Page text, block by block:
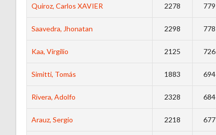
Quiroz, Carlos XAVIER 2278 779
Saavedra, Jhonatan 2298 778
Kaa, Virgilio 2125 726
Simitti, Tomás 1883 694
Rivera, Adolfo 2328 684
Arauz, Sergio 2218 677